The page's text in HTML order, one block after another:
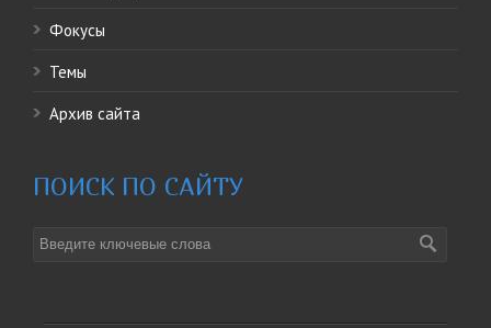
Фокусы
Темы
Архив сайта
ПОИСК ПО САЙТУ